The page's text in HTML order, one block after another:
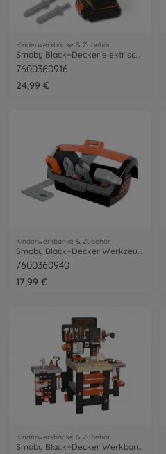
Kinderwerkbänke & Zubehör
Smoby Black+Decker elektrischer Akkuschrauber
7600360916
24,99 €
Kinderwerkbänke & Zubehör
7600360940
17,99 €
Kinderwerkbänke & Zubehör
Smoby Black+Decker Werkbank Mega Center